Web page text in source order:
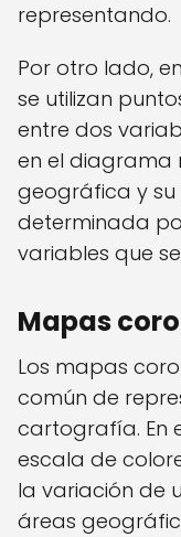
representando.
Por otro lado,
se utilizan
entre dos
en el diagrama
geográfica y su
determinada
variables que
Mapas
Los mapas
común de
cartografía. En
escala de
la variación de
áreas